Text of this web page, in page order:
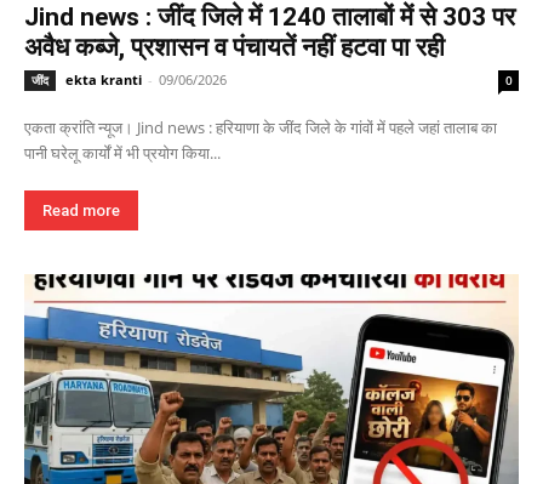
Jind news : जींद जिले में 1240 तालाबों में से 303 पर
अवैध कब्जे, प्रशासन व पंचायतें नहीं हटवा पा रही
जींद ekta kranti - 09/06/2026 0
एकता क्रांति न्यूज। Jind news : हरियाणा के जींद जिले के गांवों में पहले जहां तालाब का
पानी घरेलू कार्यों में भी प्रयोग किया...
Read more